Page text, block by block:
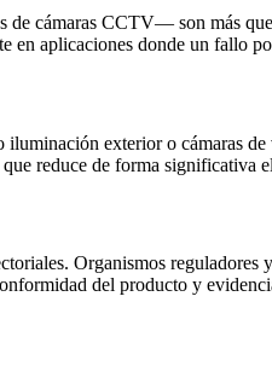
cámaras CCTV— son más
aplicaciones donde un fallo
exterior o cámaras
reduce de forma significativa
Organismos reguladores
del producto y